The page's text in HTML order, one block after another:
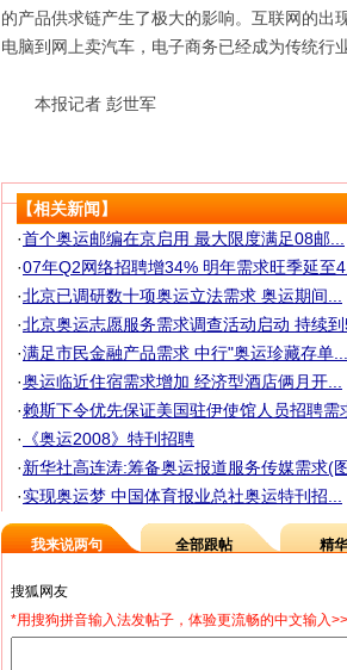
的产品供求链产生了极大的影响。互联网的出
电脑到网上卖汽车，电子商务已经成为传统行
本报记者 彭世军
【相关新闻】
·首个奥运邮编在京启用 最大限度满足08邮...
·07年Q2网络招聘增34% 明年需求旺季延至4
·北京已调研数十项奥运立法需求 奥运期间...
·北京奥运志愿服务需求调查活动启动 持续到
·满足市民金融产品需求 中行"奥运珍藏存单...
·奥运临近住宿需求增加 经济型酒店俩月开...
·赖斯下令优先保证美国驻伊使馆人员招聘需
· 《奥运2008》特刊招聘
·新华社高连涛:筹备奥运报道服务传媒需求(
·实现奥运梦 中国体育报业总社奥运特刊招...
我来说两句 全部跟帖 精
*用搜狗拼音输入法发帖子，体验更流畅的中文输入>>